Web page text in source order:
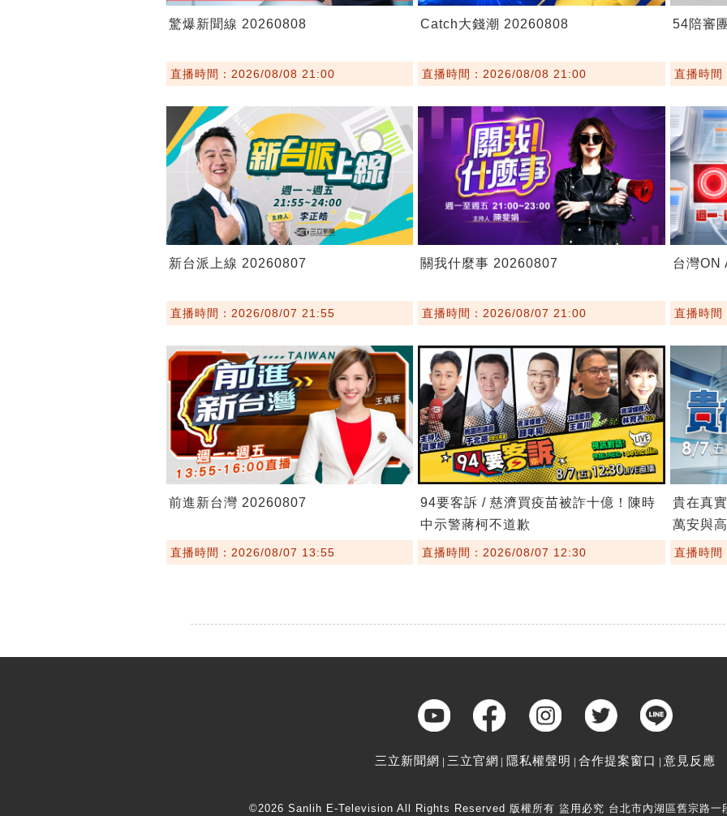
驚爆新聞線 20260808
直播時間：2026/08/08 21:00
Catch大錢潮 20260808
直播時間：2026/08/08 21:00
54陪審
直播時
新台派上線 20260807
直播時間：2026/08/07 21:55
關我什麼事 20260807
直播時間：2026/08/07 21:00
台灣ON
直播時
前進新台灣 20260807
直播時間：2026/08/07 13:55
94要客訴 / 慈濟買疫苗被詐十億！陳時
中示警蔣柯不道歉
直播時間：2026/08/07 12:30
貴在真
萬安與
直播時
三立新聞網 三立官網 隱私權聲明 合作提案窗口 意見反應
©2026 Sanlih E-Television All Rights Reserved 版權所有 盜用必究 台北市內湖區舊宗路一